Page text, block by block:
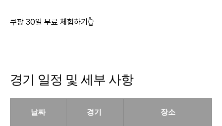
쿠팡 30일 무료 체험하기👆
경기 일정 및 세부 사항
날짜 경기 장소